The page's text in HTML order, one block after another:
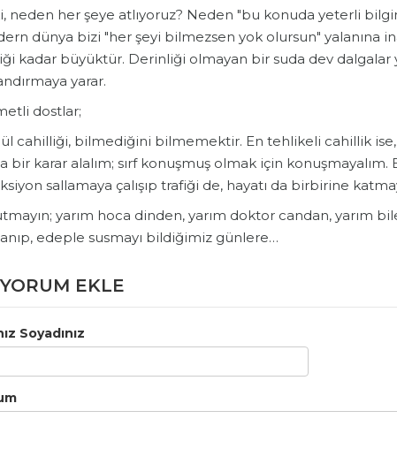
neden her şeye atlıyoruz? Neden "bu konuda yeterli
dünya bizi "her şeyi bilmezsen yok olursun" yalanına
kadar büyüktür. Derinliği olmayan bir suda dev dalgalar
yarar.
dostlar;
cahilliği, bilmediğini bilmemektir. En tehlikeli cahillik
bir karar alalım; sırf konuşmuş olmak için
sallamaya çalışıp trafiği de, hayatı da birbirine
yarım hoca dinden, yarım doktor candan, yarım
edeple susmayı bildiğimiz günlere…
YORUM EKLE
Soyadınız